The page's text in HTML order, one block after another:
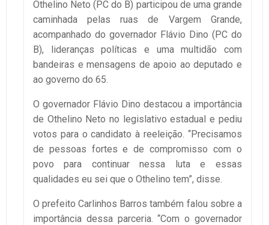
Othelino Neto (PC do B) participou de uma grande
caminhada pelas ruas de Vargem Grande,
acompanhado do governador Flávio Dino (PC do
B), lideranças políticas e uma multidão com
bandeiras e mensagens de apoio ao deputado e
ao governo do 65.
O governador Flávio Dino destacou a importância
de Othelino Neto no legislativo estadual e pediu
votos para o candidato à reeleição. “Precisamos
de pessoas fortes e de compromisso com o
povo para continuar nessa luta e essas
qualidades eu sei que o Othelino tem”, disse.
O prefeito Carlinhos Barros também falou sobre a
importância dessa parceria. “Com o governador